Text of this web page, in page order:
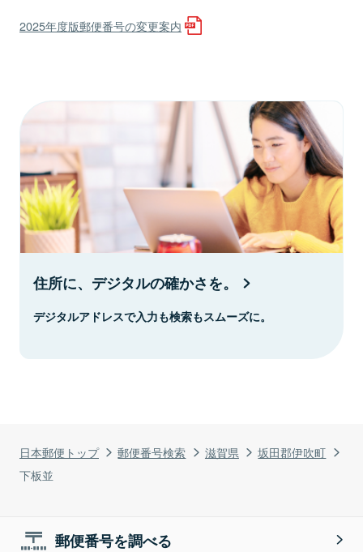
日本郵便トップ 郵便番号検索 滋賀県
坂田郡伊吹町
下板並
2025年度版郵便番号の変更案内
住所に、デジタルの確かさを。
デジタルアドレスで入力も検索もスムーズに。
郵便番号を調べる